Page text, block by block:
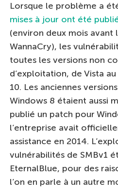
Lorsque le problème a
mises à jour ont été
(environ deux mois avant
WannaCry), les
toutes les versions non
d’exploitation, de Vista
10. Les anciennes
Windows 8 étaient aussi
publié un patch pour
l’entreprise avait
assistance en 2014.
vulnérabilités de SMBv1
EternalBlue, pour des
l’on en parle à un autre